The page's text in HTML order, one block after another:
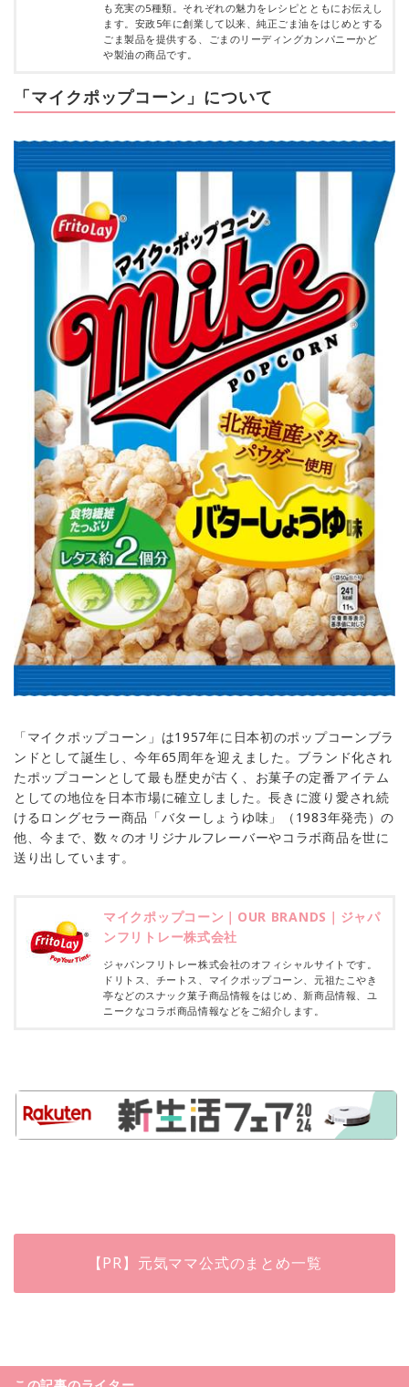
も充実の5種類。それぞれの魅力をレシピとともにお伝えし
ます。安政5年に創業して以来、純正ごま油をはじめとする
ごま製品を提供する、ごまのリーディングカンパニーかど
や製油の商品です。
「マイクポップコーン」について
「マイクポップコーン」は1957年に日本初のポップコーンブラ
ンドとして誕生し、今年65周年を迎えました。ブランド化され
たポップコーンとして最も歴史が古く、お菓子の定番アイテム
としての地位を日本市場に確立しました。長きに渡り愛され続
けるロングセラー商品「バターしょうゆ味」（1983年発売）の
他、今まで、数々のオリジナルフレーバーやコラボ商品を世に
送り出しています。
マイクポップコーン｜OUR BRANDS｜ジャパ
ンフリトレー株式会社
ジャパンフリトレー株式会社のオフィシャルサイトです。
ドリトス、チートス、マイクポップコーン、元祖たこやき
亭などのスナック菓子商品情報をはじめ、新商品情報、ユ
ニークなコラボ商品情報などをご紹介します。
【PR】元気ママ公式のまとめ一覧